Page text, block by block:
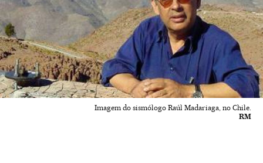
Imagem do sismólogo Raúl Madariaga, no Chile.
RM